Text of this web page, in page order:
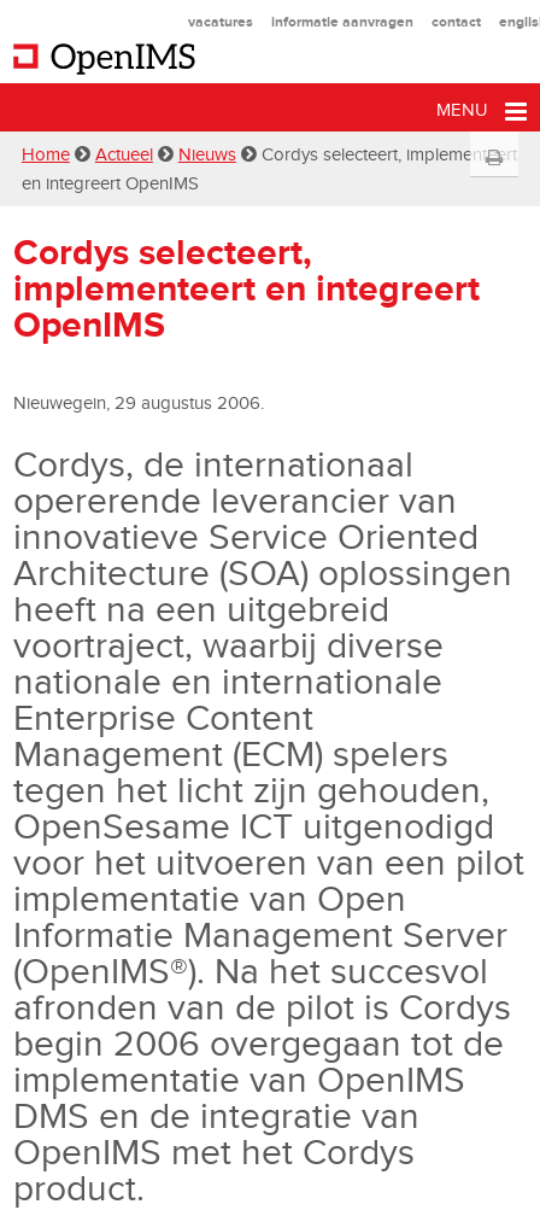
vacatures informatie aanvragen contact
MENU
Home Actueel Nieuws
Cordys selecteert, implementeert
en integreert OpenIMS
Cordys selecteert,
implementeert en integreert
OpenIMS
Nieuwegein, 29 augustus 2006.
Cordys, de internationaal
opererende leverancier van
innovatieve Service Oriented
Architecture (SOA) oplossingen
heeft na een uitgebreid
voortraject, waarbij diverse
nationale en internationale
Enterprise Content
Management (ECM) spelers
tegen het licht zijn gehouden,
OpenSesame ICT uitgenodigd
voor het uitvoeren van een pilot
implementatie van Open
Informatie Management Server
(OpenIMS®). Na het succesvol
afronden van de pilot is Cordys
begin 2006 overgegaan tot de
implementatie van OpenIMS
DMS en de integratie van
OpenIMS met het Cordys
product.